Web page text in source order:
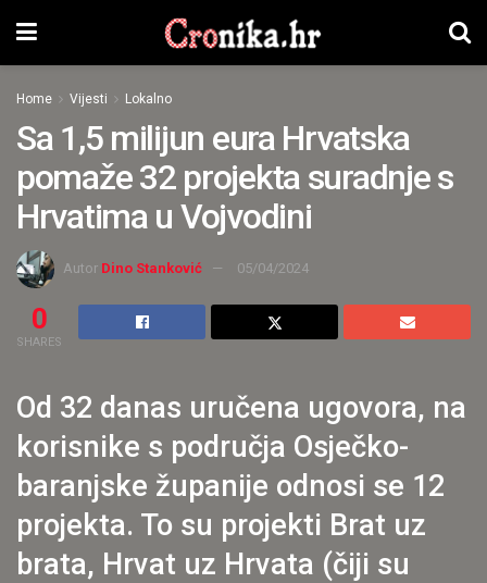
Home Vijesti Lokalno
Sa 1,5 milijun eura Hrvatska
pomaže 32 projekta suradnje s
Hrvatima u Vojvodini
Autor Dino Stanković 05/04/2024
0
SHARES
Od 32 danas uručena ugovora, na
korisnike s područja Osječko-
baranjske županije odnosi se 12
projekta. To su projekti Brat uz
brata, Hrvat uz Hrvata (čiji su